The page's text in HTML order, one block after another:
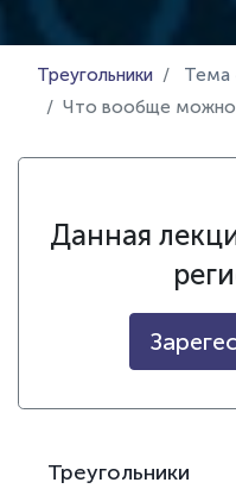
Треугольники
Тема
Что вообще можно
Данная
Треугольники